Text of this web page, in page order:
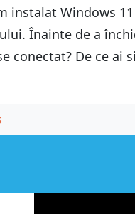
Windows
Înainte de a
De ce ai